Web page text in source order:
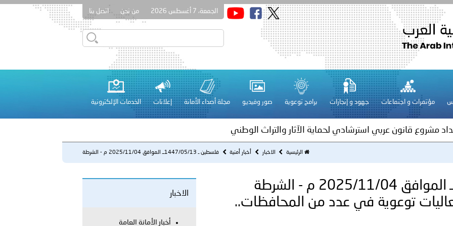
الجمعة، 7 أغسطس 2026 من نحن اتصل بنا
مؤتمرات و اجتماعات جهود و إنجازات برامج توعوية صور وفيديو مجلة أصداء الأمانة إعلانات الخدمات الإلكترونية
قـطـر ـ 1448/02/21هـ ــ الموافق 2026/08/04 م - مشاركة دولة قطر في أعمال الاجتماع الثالث عشر للجنة رؤساء الاتحادات الرياضية
لدول الخليج العربية..
لمجلس وزراء الداخلية العرب بمناسبة اختتام المؤتمر العربي الثاني عشر للمسؤولين عن الأمن السياحي 2026.
مشروع قانون عربي استرشادي لحماية الآثار والتراث الوطني
فلسطين ـ 1448/02/22هـ ــ الموافق 2026/08/05 م - الشرطة الفلسطينية والكلية الدولية الجامعية للعلوم والصحة توقعان اتفاقية
الرئيسية الاخبار أخبار أمنية فلسطين ـ 1447/05/13ــ الموافق 2025/11/04 م - الشرطة
فلسطين ـ 1447/05/13ــ الموافق 2025/11/04 م - الشرطة
توعوية في عدد من المحافظات..
الاخبار
أخبار الأمانة العامة